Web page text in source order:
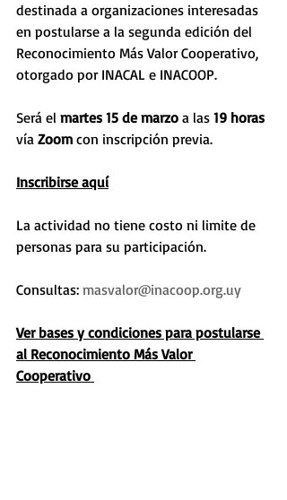
destinada a organizaciones interesadas
en postularse a la segunda edición del
Reconocimiento Más Valor Cooperativo,
otorgado por INACAL e INACOOP.
Será el martes 15 de marzo a las 19 horas
vía Zoom con inscripción previa.
Inscribirse aquí
La actividad no tiene costo ni limite de
personas para su participación.
Consultas: masvalor@inacoop.org.uy
Ver bases y condiciones para postularse
al Reconocimiento Más Valor
Cooperativo